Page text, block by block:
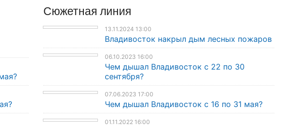
Сюжетная линия
13.11.2024 13:00
Владивосток накрыл дым лесных пожаров
06.10.2023 16:00
Чем дышал Владивосток с 22 по 30
сентября?
07.06.2023 17:00
Чем дышал Владивосток с 16 по 31 мая?
01.11.2022 16:00